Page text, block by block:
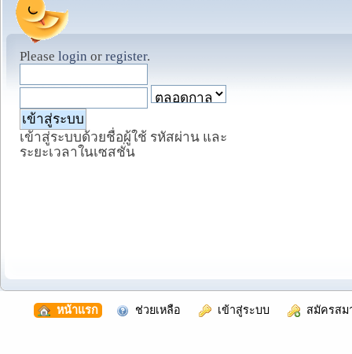
Please login or register.
เข้าสู่ระบบด้วยชื่อผู้ใช้ รหัสผ่าน และ
ระยะเวลาในเซสชั่น
หน้าแรก ช่วยเหลือ เข้าสู่ระบบ สมัครสม